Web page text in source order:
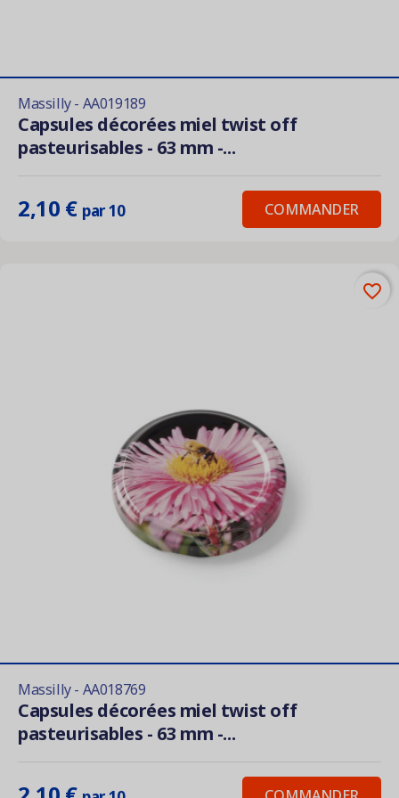
Massilly - AA019189
Capsules décorées miel twist off
pasteurisables - 63 mm -...
2,10 € par 10 COMMANDER
Massilly - AA018769
Capsules décorées miel twist off
pasteurisables - 63 mm -...
favorite_border